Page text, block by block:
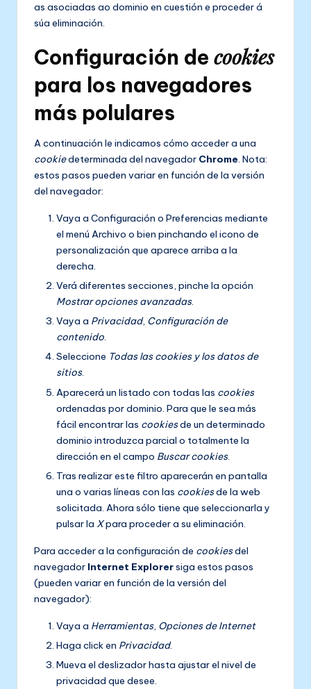
as asociadas ao dominio en cuestión e proceder á
súa eliminación.
Configuración de cookies
para los navegadores
más polulares
A continuación le indicamos cómo acceder a una
cookiedeterminada del navegador Chrome. Nota:
estos pasos pueden variar en función de la versión
del navegador:
Vaya a Configuración o Preferencias mediante
el menú Archivo o bien pinchando el icono de
personalización que aparece arriba a la
derecha.
Verá diferentes secciones, pinche la opción
Mostrar opciones avanzadas.
Vaya a Privacidad, Configuración de
contenido.
Seleccione Todas lascookiesy los datos de
sitios.
Aparecerá un listado con todas las cookies
ordenadas por dominio. Para que le sea más
fácil encontrar las cookiesde un determinado
dominio introduzca parcial o totalmente la
dirección en el campo Buscar cookies.
Tras realizar este filtro aparecerán en pantalla
una o varias líneas con las cookiesde la web
solicitada. Ahora sólo tiene que seleccionarla y
pulsar la Xpara proceder a su eliminación.
Para acceder a la configuración de cookiesdel
navegador Internet Explorersiga estos pasos
(pueden variar en función de la versión del
navegador):
Vaya a Herramientas, Opciones de Internet
Haga click en Privacidad.
Mueva el deslizador hasta ajustar el nivel de
privacidad que desee.